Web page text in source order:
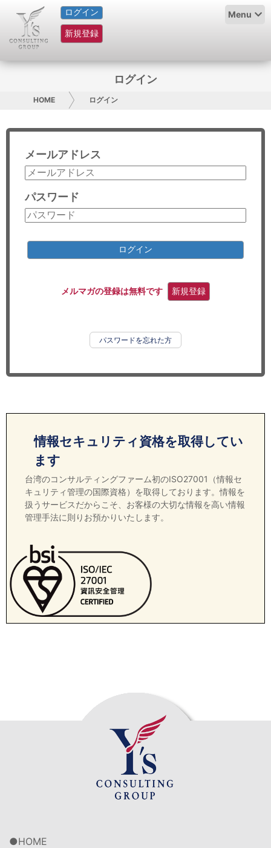
ログイン
新規登録
Menu
HOME
サービス紹介
グループ概要
採用情報
お問い合わせ
コンサルティング
リサーチ
ログイン
HOME ログイン
メールアドレス
パスワード
ログイン
メルマガの登録は無料です 新規登録
パスワードを忘れた方
情報セキュリティ資格を取得してい
ます
台湾のコンサルティングファーム初のISO27001（情報セ
キュリティ管理の国際資格）を取得しております。情報を
扱うサービスだからこそ、お客様の大切な情報を高い情報
管理手法に則りお預かりいたします。
HOME